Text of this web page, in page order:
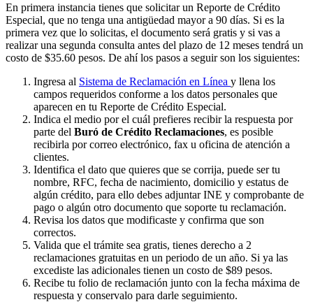
En primera instancia tienes que solicitar un Reporte de Crédito
Especial, que no tenga una antigüedad mayor a 90 días. Si es la
primera vez que lo solicitas, el documento será gratis y si vas a
realizar una segunda consulta antes del plazo de 12 meses tendrá un
costo de $35.60 pesos. De ahí los pasos a seguir son los siguientes:
Ingresa al Sistema de Reclamación en Línea y llena los
campos requeridos conforme a los datos personales que
aparecen en tu Reporte de Crédito Especial.
Indica el medio por el cuál prefieres recibir la respuesta por
parte del Buró de Crédito Reclamaciones, es posible
recibirla por correo electrónico, fax u oficina de atención a
clientes.
Identifica el dato que quieres que se corrija, puede ser tu
nombre, RFC, fecha de nacimiento, domicilio y estatus de
algún crédito, para ello debes adjuntar INE y comprobante de
pago o algún otro documento que soporte tu reclamación.
Revisa los datos que modificaste y confirma que son
correctos.
Valida que el trámite sea gratis, tienes derecho a 2
reclamaciones gratuitas en un periodo de un año. Si ya las
excediste las adicionales tienen un costo de $89 pesos.
Recibe tu folio de reclamación junto con la fecha máxima de
respuesta y conservalo para darle seguimiento.